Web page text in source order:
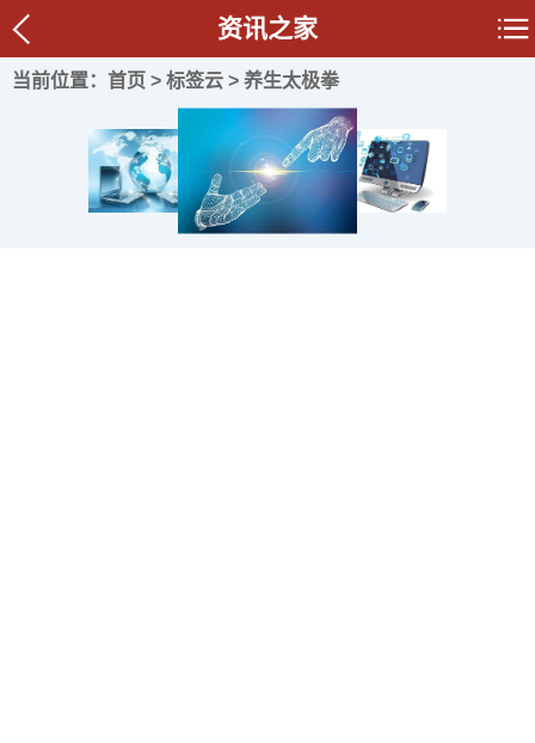
资讯之家
当前位置： 首页 > 标签云 > 养生太极拳